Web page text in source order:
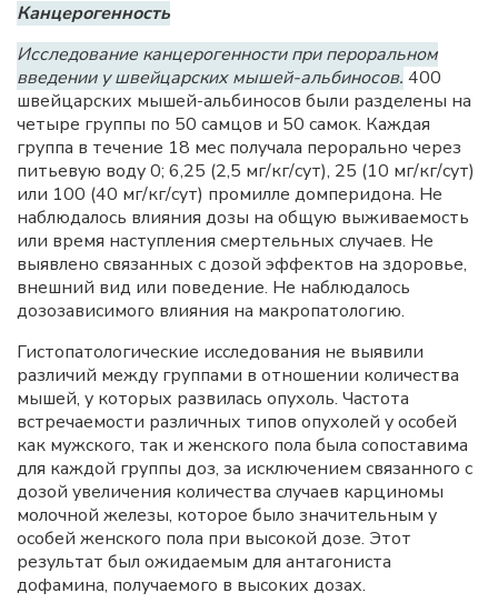
Канцерогенность
Исследование канцерогенности при пероральном
введении у швейцарских мышей-альбиносов. 400
швейцарских мышей-альбиносов были разделены на
четыре группы по 50 самцов и 50 самок. Каждая
группа в течение 18 мес получала перорально через
питьевую воду 0; 6,25 (2,5 мг/кг/сут), 25 (10 мг/кг/сут)
или 100 (40 мг/кг/сут) промилле домперидона. Не
наблюдалось влияния дозы на общую выживаемость
или время наступления смертельных случаев. Не
выявлено связанных с дозой эффектов на здоровье,
внешний вид или поведение. Не наблюдалось
дозозависимого влияния на макропатологию.
Гистопатологические исследования не выявили
различий между группами в отношении количества
мышей, у которых развилась опухоль. Частота
встречаемости различных типов опухолей у особей
как мужского, так и женского пола была сопоставима
для каждой группы доз, за исключением связанного с
дозой увеличения количества случаев карциномы
молочной железы, которое было значительным у
особей женского пола при высокой дозе. Этот
результат был ожидаемым для антагониста
дофамина, получаемого в высоких дозах.